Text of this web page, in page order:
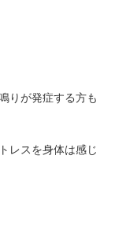
りが発症する方も
レスを身体は感じ